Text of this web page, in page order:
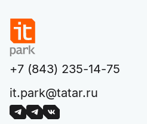
+7 (843) 235-14-75
it.park@tatar.ru